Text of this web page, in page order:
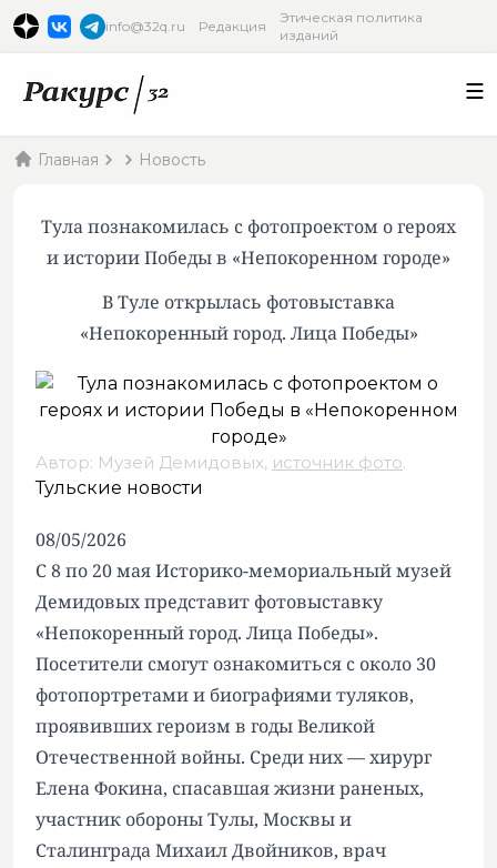
info@32q.ru Редакция
Этическая политика
изданий
Главная Новость
Тула познакомилась с фотопроектом о героях
и истории Победы в «Непокоренном городе»
В Туле открылась фотовыставка
«Непокоренный город. Лица Победы»
Автор: Музей Демидовых, источник фото.
Тульские новости
08/05/2026
С 8 по 20 мая Историко-мемориальный музей
Демидовых представит фотовыставку
«Непокоренный город. Лица Победы».
Посетители смогут ознакомиться с около 30
фотопортретами и биографиями туляков,
проявивших героизм в годы Великой
Отечественной войны. Среди них — хирург
Елена Фокина, спасавшая жизни раненых,
участник обороны Тулы, Москвы и
Сталинграда Михаил Двойников, врач